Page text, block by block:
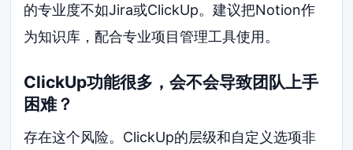
的专业度不如Jira或ClickUp。建议把Notion作
为知识库，配合专业项目管理工具使用。
ClickUp功能很多，会不会导致团队上手
困难？
存在这个风险。ClickUp的层级和自定义选项非